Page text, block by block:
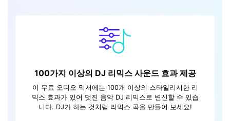
100가지 이상의 DJ 리믹스 사운드 효과 제공
이 무료 오디오 믹서에는 100개 이상의 스타일리시한 리
믹스 효과가 있어 멋진 음악 DJ 리믹스로 변신할 수 있습
니다. DJ가 하는 것처럼 리믹스 곡을 만들어 보세요!